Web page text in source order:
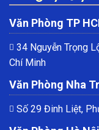
Văn Phòng TP
34 Nguyễn Trọng
Chí Minh
Văn Phòng Nha
Số 29 Đinh Liệt,